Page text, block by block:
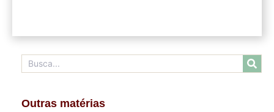
Outras matérias